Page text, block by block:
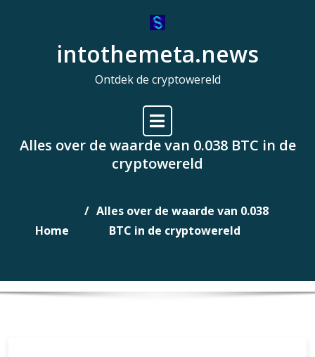
intothemeta.news
Ontdek de cryptowereld
Alles over de waarde van 0.038 BTC in de
cryptowereld
Home
Alles over de waarde van 0.038
BTC in de cryptowereld